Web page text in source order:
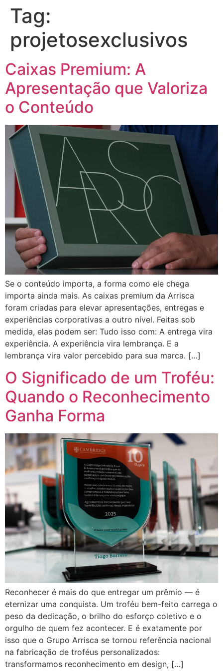
Tag:
projetosexclusivos
Caixas Premium: A
Apresentação que Valoriza
o Conteúdo
Se o conteúdo importa, a forma como ele chega
importa ainda mais. As caixas premium da Arrisca
foram criadas para elevar apresentações, entregas e
experiências corporativas a outro nível. Feitas sob
medida, elas podem ser: Tudo isso com: A entrega vira
experiência. A experiência vira lembrança. E a
lembrança vira valor percebido para sua marca. […]
O Significado de um Troféu:
Quando o Reconhecimento
Ganha Forma
Reconhecer é mais do que entregar um prêmio — é
eternizar uma conquista. Um troféu bem-feito carrega o
peso da dedicação, o brilho do esforço coletivo e o
orgulho de quem fez acontecer. E é exatamente por
isso que o Grupo Arrisca se tornou referência nacional
na fabricação de troféus personalizados:
transformamos reconhecimento em design, […]